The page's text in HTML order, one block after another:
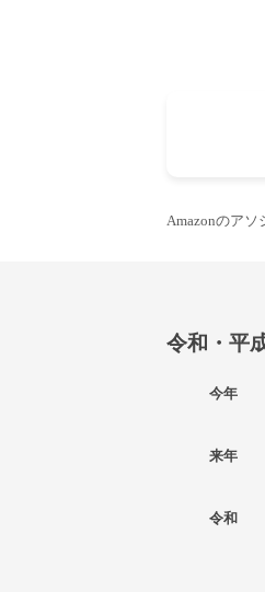
Amazonのアソ
令和・平
今年
来年
令和